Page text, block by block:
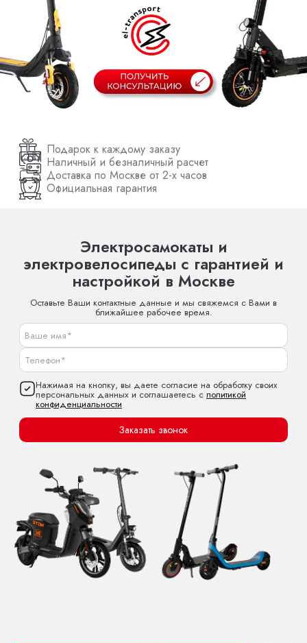
Подарок к каждому заказу
Наличный и безналичный расчет
Доставка по Москве от 2-х часов
Официальная гарантия
Электросамокаты и
электровелосипеды с гарантией и
настройкой в Москве
Оставьте Ваши контактные данные и мы свяжемся с Вами в
ближайшее рабочее время.
Нажимая на кнопку, вы даете согласие на обработку своих
персональных данных и соглашаетесь с политикой
конфиденциальности
Заказать звонок